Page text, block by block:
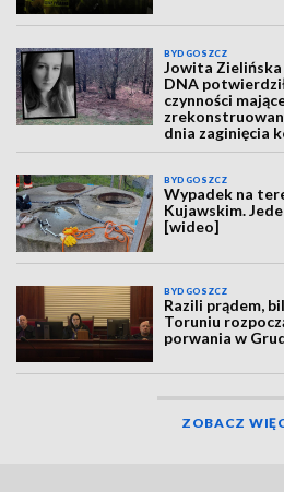
BYDGOSZCZ
Jowita Zielińska
DNA
czynności
dnia zaginięcia
BYDGOSZCZ
Wypadek na
Kujawskim.
[wideo]
BYDGOSZCZ
Razili prądem,
Toruniu
porwania w
ZOBACZ